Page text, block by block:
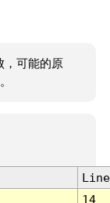
，可能的原
Line
14